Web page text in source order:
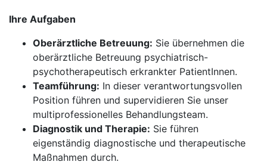
Ihre Aufgaben
Oberärztliche Betreuung: Sie übernehmen die
oberärztliche Betreuung psychiatrisch-
psychotherapeutisch erkrankter PatientInnen.
Teamführung: In dieser verantwortungsvollen
Position führen und supervidieren Sie unser
multiprofessionelles Behandlungsteam.
Diagnostik und Therapie: Sie führen
eigenständig diagnostische und therapeutische
Maßnahmen durch.